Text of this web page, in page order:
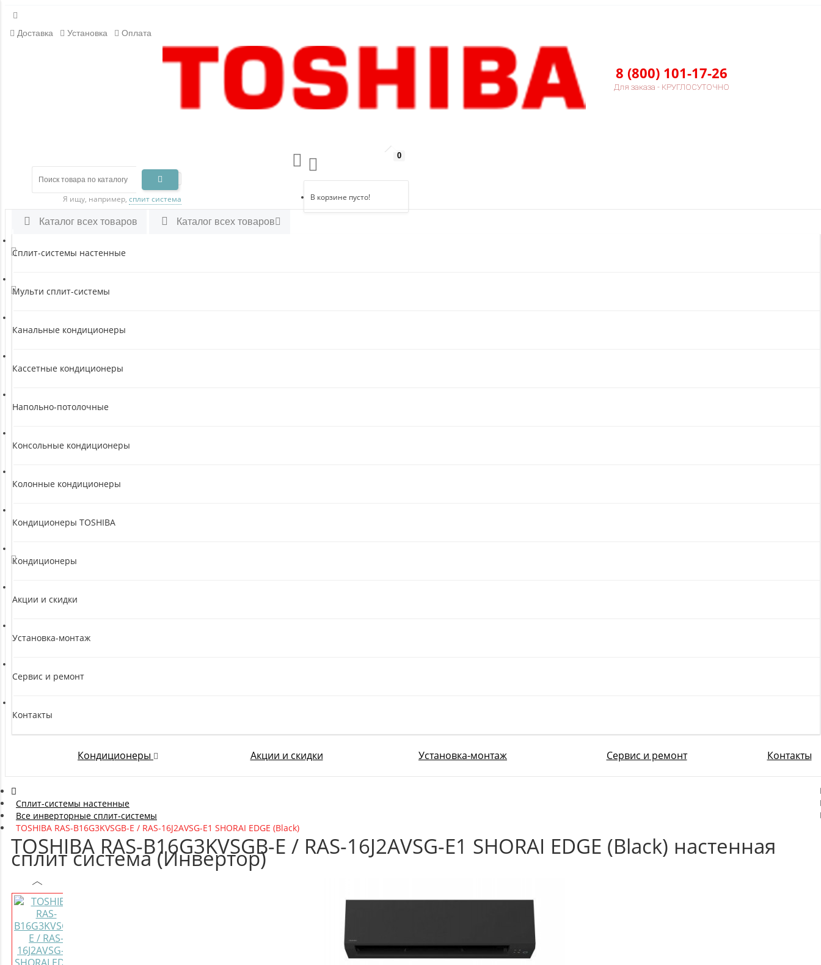
Доставка Установка Оплата
8 (800) 101-17-26
Для заказа - КРУГЛОСУТОЧНО
Я ищу, например,сплит система
0
В корзине пусто!
Каталог всех товаров Каталог всех товаров
Сплит-системы настенные
Мульти сплит-системы
Канальные кондиционеры
Кассетные кондиционеры
Напольно-потолочные
Консольные кондиционеры
Колонные кондиционеры
Кондиционеры TOSHIBA
Кондиционеры
Акции и скидки
Установка-монтаж
Сервис и ремонт
Контакты
Кондиционеры Акции и скидки Установка-монтаж Сервис и ремонт Контакты
Сплит-системы настенные
Все инверторные сплит-системы
TOSHIBA RAS-B16G3KVSGB-E / RAS-16J2AVSG-E1 SHORAI EDGE (Black)
TOSHIBA RAS-B16G3KVSGB-E / RAS-16J2AVSG-E1 SHORAI EDGE (Black) настенная
сплит система (Инвертор)